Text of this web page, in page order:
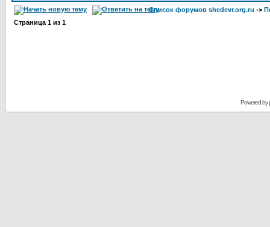
Список форумов shedevr.org.ru ->
Страница 1 из 1
Powered by